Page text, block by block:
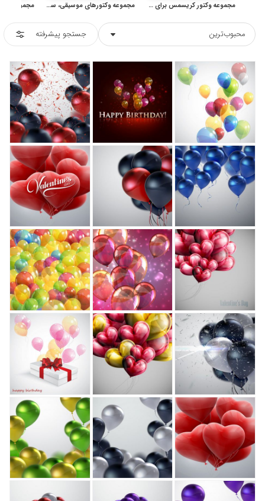
مجموعه وکتور کریسمس برای طراحی کارت، بنر و تبلیغات جشن مجموعه وکتورهای موسیقی، ساز، نت و پس‌زمینه‌های جشن و پاپ
محبوب‌ترین جستجو پیشرفته